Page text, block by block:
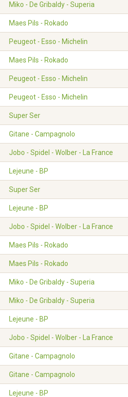
Miko - De Gribaldy - Superia
Maes Pils - Rokado
Peugeot - Esso - Michelin
Maes Pils - Rokado
Peugeot - Esso - Michelin
Peugeot - Esso - Michelin
Super Ser
Gitane - Campagnolo
Jobo - Spidel - Wolber - La France
Lejeune - BP
Super Ser
Lejeune - BP
Jobo - Spidel - Wolber - La France
Maes Pils - Rokado
Maes Pils - Rokado
Miko - De Gribaldy - Superia
Miko - De Gribaldy - Superia
Lejeune - BP
Jobo - Spidel - Wolber - La France
Gitane - Campagnolo
Gitane - Campagnolo
Lejeune - BP